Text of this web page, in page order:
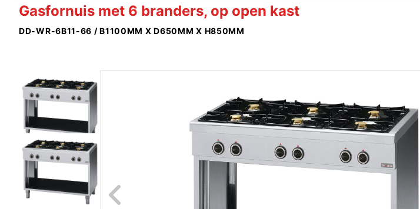
Gasfornuis met 6 branders, op open kast
DD-WR-6B11-66 / B1100MM X D650MM X H850MM